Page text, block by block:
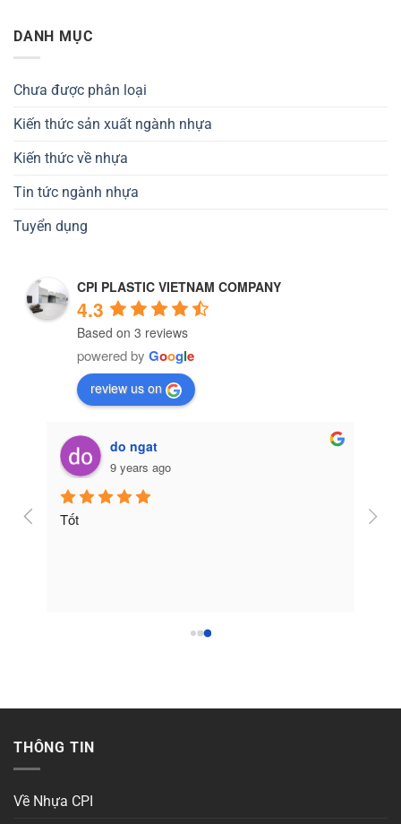
DANH MỤC
Chưa được phân loại
Kiến thức sản xuất ngành nhựa
Kiến thức về nhựa
Tin tức ngành nhựa
Tuyển dụng
CPI PLASTIC VIETNAM COMPANY
4.3
Based on 3 reviews
powered by Google
review us on
do ngat
9 years ago
Tốt
THÔNG TIN
Về Nhựa CPI